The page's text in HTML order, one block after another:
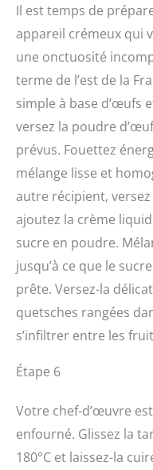
Il est temps de
appareil crémeux qui
une onctuosité
terme de l’est de la
simple à base d’œufs
versez la poudre
prévus. Fouettez
mélange lisse et
autre récipient,
ajoutez la crème
sucre en poudre.
jusqu’à ce que le
prête. Versez-la
quetsches rangées
s’infiltrer entre les
Étape 6
Votre chef-d’œuvre
enfourné. Glissez la
180°C et laissez-la